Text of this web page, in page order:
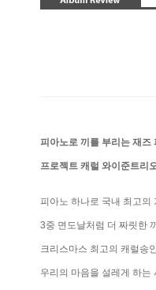
피아노로 끼를 부리는 재즈
프로젝트 캐럴 와이준트리
피아노 하나로 국내 최고의
3중 면도날처럼 더 짜릿한
크리스마스 최고의 캐럴송
우리의 마음을 설레게 하는